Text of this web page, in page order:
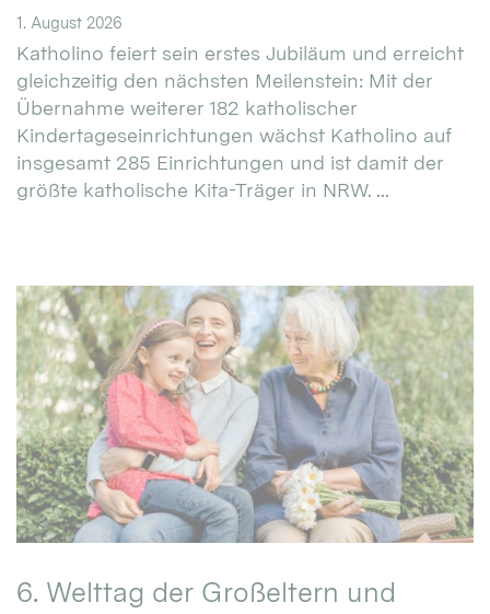
1. August 2026
Katholino feiert sein erstes Jubiläum und erreicht
gleichzeitig den nächsten Meilenstein: Mit der
Übernahme weiterer 182 katholischer
Kindertageseinrichtungen wächst Katholino auf
insgesamt 285 Einrichtungen und ist damit der
größte katholische Kita-Träger in NRW. ...
6. Welttag der Großeltern und